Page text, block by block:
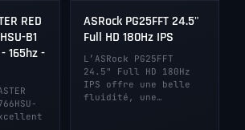
RED
B1
165hz -
ASRock PG25FFT 24.5"
Full HD 180Hz IPS
L’ASRock PG25FFT
24.5" Full HD 180Hz
IPS offre une belle
fluidité, une…